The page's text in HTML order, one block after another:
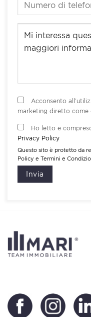
Acconsento
marketing diretto come
Ho letto e
Privacy Policy
Questo sito è protetto da
Policy e Termini e
Invia